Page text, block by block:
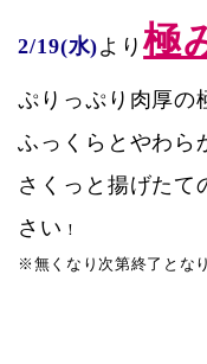
2/19(水)より極
ぷりっぷり肉厚の
ふっくらとやわら
さくっと揚げたて
さい ！
※無くなり次第終了とな